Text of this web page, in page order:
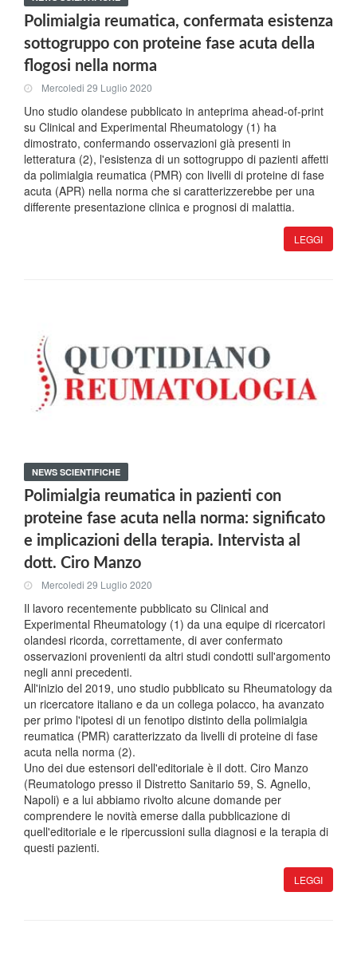
Polimialgia reumatica, confermata esistenza
sottogruppo con proteine fase acuta della
flogosi nella norma
Mercoledi 29 Luglio 2020
Uno studio olandese pubblicato in anteprima ahead-of-print
su Clinical and Experimental Rheumatology (1) ha
dimostrato, confermando osservazioni già presenti in
letteratura (2), l'esistenza di un sottogruppo di pazienti affetti
da polimialgia reumatica (PMR) con livelli di proteine di fase
acuta (APR) nella norma che si caratterizzerebbe per una
differente presentazione clinica e prognosi di malattia.
LEGGI
NEWS SCIENTIFICHE
Polimialgia reumatica in pazienti con
proteine fase acuta nella norma: significato
e implicazioni della terapia. Intervista al
dott. Ciro Manzo
Mercoledi 29 Luglio 2020
Il lavoro recentemente pubblicato su Clinical and
Experimental Rheumatology (1) da una equipe di ricercatori
olandesi ricorda, correttamente, di aver confermato
osservazioni provenienti da altri studi condotti sull'argomento
negli anni precedenti.
All'inizio del 2019, uno studio pubblicato su Rheumatology da
un ricercatore italiano e da un collega polacco, ha avanzato
per primo l'ipotesi di un fenotipo distinto della polimialgia
reumatica (PMR) caratterizzato da livelli di proteine di fase
acuta nella norma (2).
Uno dei due estensori dell'editoriale è il dott. Ciro Manzo
(Reumatologo presso il Distretto Sanitario 59, S. Agnello,
Napoli) e a lui abbiamo rivolto alcune domande per
comprendere le novità emerse dalla pubblicazione di
quell'editoriale e le ripercussioni sulla diagnosi e la terapia di
questi pazienti.
LEGGI